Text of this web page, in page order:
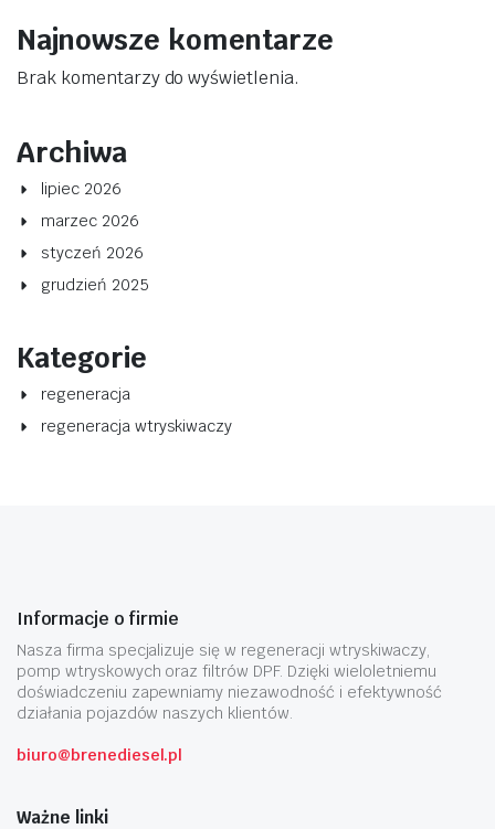
Najnowsze komentarze
Brak komentarzy do wyświetlenia.
Archiwa
lipiec 2026
marzec 2026
styczeń 2026
grudzień 2025
Kategorie
regeneracja
regeneracja wtryskiwaczy
Informacje o firmie
Nasza firma specjalizuje się w regeneracji wtryskiwaczy,
pomp wtryskowych oraz filtrów DPF. Dzięki wieloletniemu
doświadczeniu zapewniamy niezawodność i efektywność
działania pojazdów naszych klientów.
biuro@brenediesel.pl
Ważne linki